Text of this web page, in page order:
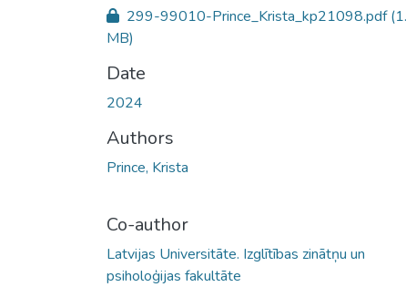
299-99010-Prince_Krista_kp21098.pdf
MB)
Date
2024
Authors
Prince, Krista
Co-author
Latvijas Universitāte. Izglītības zinātņu un
psiholoģijas fakultāte